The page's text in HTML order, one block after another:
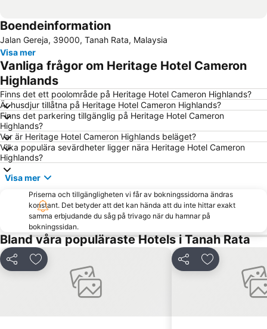
Boendeinformation
Jalan Gereja, 39000, Tanah Rata, Malaysia
Visa mer
Vanliga frågor om Heritage Hotel Cameron
Highlands
Finns det ett poolområde på Heritage Hotel Cameron Highlands?
Är husdjur tillåtna på Heritage Hotel Cameron Highlands?
Finns det parkering tillgänglig på Heritage Hotel Cameron
Highlands?
Var är Heritage Hotel Cameron Highlands beläget?
Vilka populära sevärdheter ligger nära Heritage Hotel Cameron
Highlands?
Visa mer
Priserna och tillgängligheten vi får av bokningssidorna ändras
konstant. Det betyder att det kan hända att du inte hittar exakt
samma erbjudande du såg på trivago när du hamnar på
bokningssidan.
Bland våra populäraste Hotels i Tanah Rata
Dela Lägg till i Mina Favoriter Dela Lägg till i